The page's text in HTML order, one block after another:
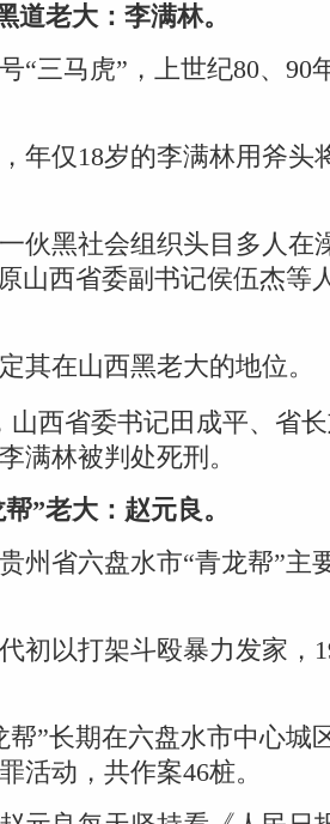
老大：李满林。
马虎”，上世纪80、90
仅18岁的李满林用斧头
黑社会组织头目多人在
山西省委副书记侯伍杰等
在山西黑老大的地位。
西省委书记田成平、省长
满林被判处死刑。
老大：赵元良。
省六盘水市“青龙帮”主
以打架斗殴暴力发家，
”长期在六盘水市中心城
活动，共作案46桩。